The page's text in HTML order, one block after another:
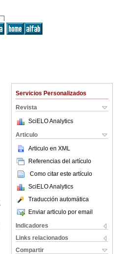
Servicios Personalizados
Revista
SciELO Analytics
Articulo
Articulo en XML
Referencias del artículo
Como citar este artículo
SciELO Analytics
Traducción automática
Enviar articulo por email
Indicadores
Links relacionados
Compartir